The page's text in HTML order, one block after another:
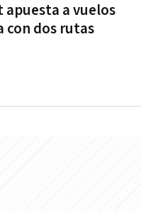
apuesta a vuelos
con dos rutas